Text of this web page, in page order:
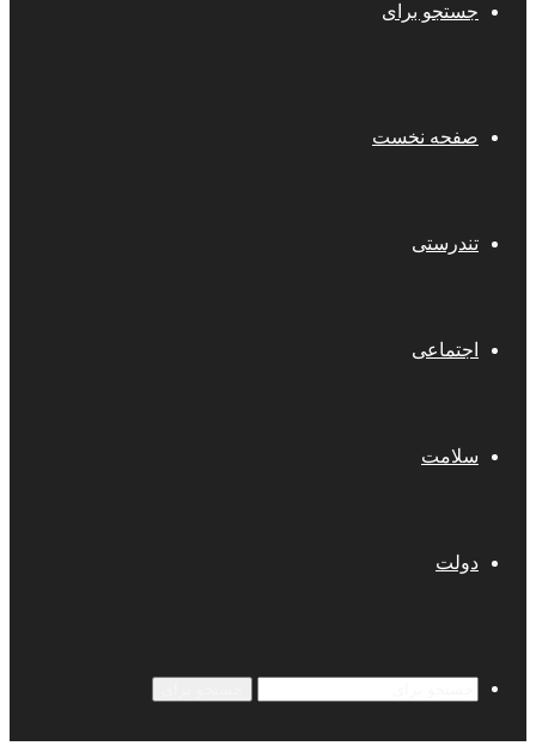
جستجو برای
صفحه نخست
تندرستی
اجتماعی
سلامت
دولت